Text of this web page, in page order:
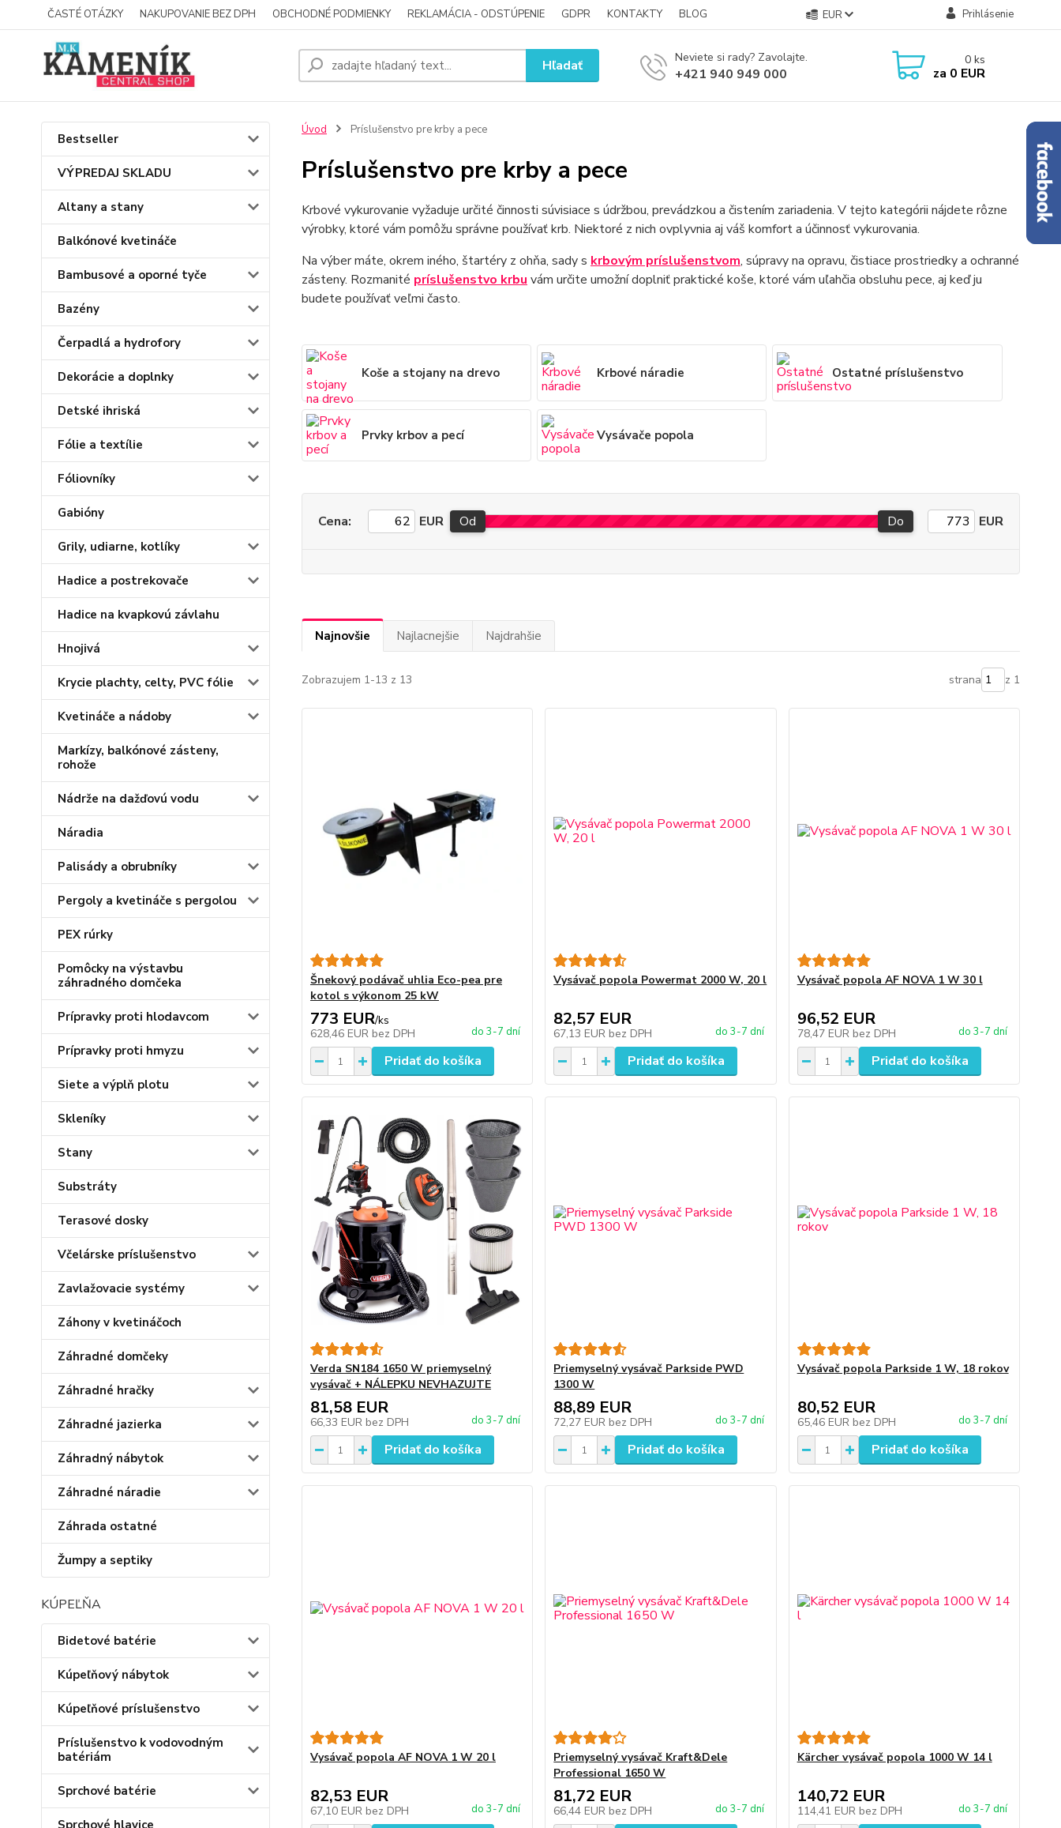
ČASTÉ OTÁZKY NAKUPOVANIE BEZ DPH OBCHODNÉ PODMIENKY REKLAMÁCIA - ODSTÚPENIE GDPR KONTAKTY BLOG EUR Prihlásenie
Hľadať Neviete si rady? Zavolajte.
+421 940 949 000
0 ks
za 0 EUR
Bestseller
VÝPREDAJ SKLADU
Altany a stany
Balkónové kvetináče
Bambusové a oporné tyče
Bazény
Čerpadlá a hydrofory
Dekorácie a doplnky
Detské ihriská
Fólie a textílie
Fóliovníky
Gabióny
Grily, udiarne, kotlíky
Hadice a postrekovače
Hadice na kvapkovú závlahu
Hnojivá
Krycie plachty, celty, PVC fólie
Kvetináče a nádoby
Markízy, balkónové zásteny,
rohože
Nádrže na dažďovú vodu
Náradia
Palisády a obrubníky
Pergoly a kvetináče s pergolou
PEX rúrky
Pomôcky na výstavbu
záhradného domčeka
Prípravky proti hlodavcom
Prípravky proti hmyzu
Siete a výplň plotu
Skleníky
Stany
Substráty
Terasové dosky
Včelárske príslušenstvo
Zavlažovacie systémy
Záhony v kvetináčoch
Záhradné domčeky
Záhradné hračky
Záhradné jazierka
Záhradný nábytok
Záhradné náradie
Záhrada ostatné
Žumpy a septiky
KÚPEĽŇA
Bidetové batérie
Kúpeľňový nábytok
Kúpeľňové príslušenstvo
Príslušenstvo k vodovodným
batériám
Sprchové batérie
Sprchové hlavice
Úvod Príslušenstvo pre krby a pece
Príslušenstvo pre krby a pece
Krbové vykurovanie vyžaduje určité činnosti súvisiace s údržbou, prevádzkou a čistením zariadenia. V tejto kategórii nájdete rôzne
výrobky, ktoré vám pomôžu správne používať krb. Niektoré z nich ovplyvnia aj váš komfort a účinnosť vykurovania.
Na výber máte, okrem iného, ​​štartéry z ohňa, sady s krbovým príslušenstvom, súpravy na opravu, čistiace prostriedky a ochranné
zásteny. Rozmanité príslušenstvo krbu vám určite umožní doplniť praktické koše, ktoré vám uľahčia obsluhu pece, aj keď ju
budete používať veľmi často.
Koše a stojany na drevo Krbové náradie Ostatné príslušenstvo
Prvky krbov a pecí Vysávače popola
Cena: EUR Od Do EUR
Najnovšie Najlacnejšie Najdrahšie
Zobrazujem 1-13 z 13 strana z 1
Šnekový podávač uhlia Eco-pea pre
kotol s výkonom 25 kW
773 EUR/ks
628,46 EUR bez DPH do 3-7 dní
Pridať do košíka
Vysávač popola Powermat 2000 W, 20 l
82,57 EUR
67,13 EUR bez DPH do 3-7 dní
Pridať do košíka
Vysávač popola AF NOVA 1 W 30 l
96,52 EUR
78,47 EUR bez DPH do 3-7 dní
Pridať do košíka
Verda SN184 1650 W priemyselný
vysávač + NÁLEPKU NEVHAZUJTE
81,58 EUR
66,33 EUR bez DPH do 3-7 dní
Pridať do košíka
Priemyselný vysávač Parkside PWD
1300 W
88,89 EUR
72,27 EUR bez DPH do 3-7 dní
Pridať do košíka
Vysávač popola Parkside 1 W, 18 rokov
80,52 EUR
65,46 EUR bez DPH do 3-7 dní
Pridať do košíka
Vysávač popola AF NOVA 1 W 20 l
82,53 EUR
67,10 EUR bez DPH do 3-7 dní
Priemyselný vysávač Kraft&Dele
Professional 1650 W
81,72 EUR
66,44 EUR bez DPH do 3-7 dní
Kärcher vysávač popola 1000 W 14 l
140,72 EUR
114,41 EUR bez DPH do 3-7 dní